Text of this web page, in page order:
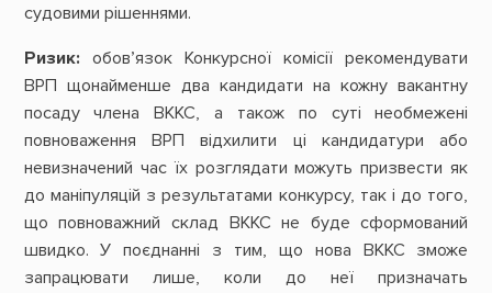
судовими рішеннями.
Ризик: обов’язок Конкурсної комісії рекомендувати
ВРП щонайменше два кандидати на кожну вакантну
посаду члена ВККС, а також по суті необмежені
повноваження ВРП відхилити ці кандидатури або
невизначений час їх розглядати можуть призвести як
до маніпуляцій з результатами конкурсу, так і до того,
що повноважний склад ВККС не буде сформований
швидко. У поєднанні з тим, що нова ВККС зможе
запрацювати лише, коли до неї призначать